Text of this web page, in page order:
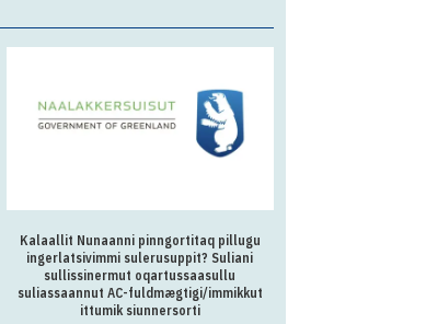
Kalaallit Nunaanni pinngortitaq pillugu
ingerlatsivimmi sulerusuppit? Suliani
sullissinermut oqartussaasullu
suliassaannut AC-fuldmægtigi/immikkut
ittumik siunnersorti